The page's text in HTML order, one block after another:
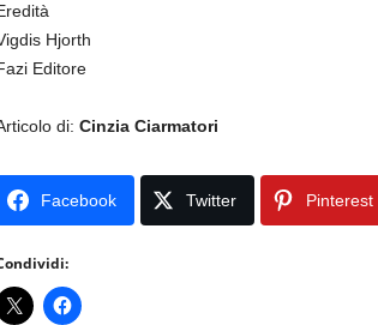
Hjorth
Editore
di: Cinzia Ciarmatori
Facebook Twitter Pinterest